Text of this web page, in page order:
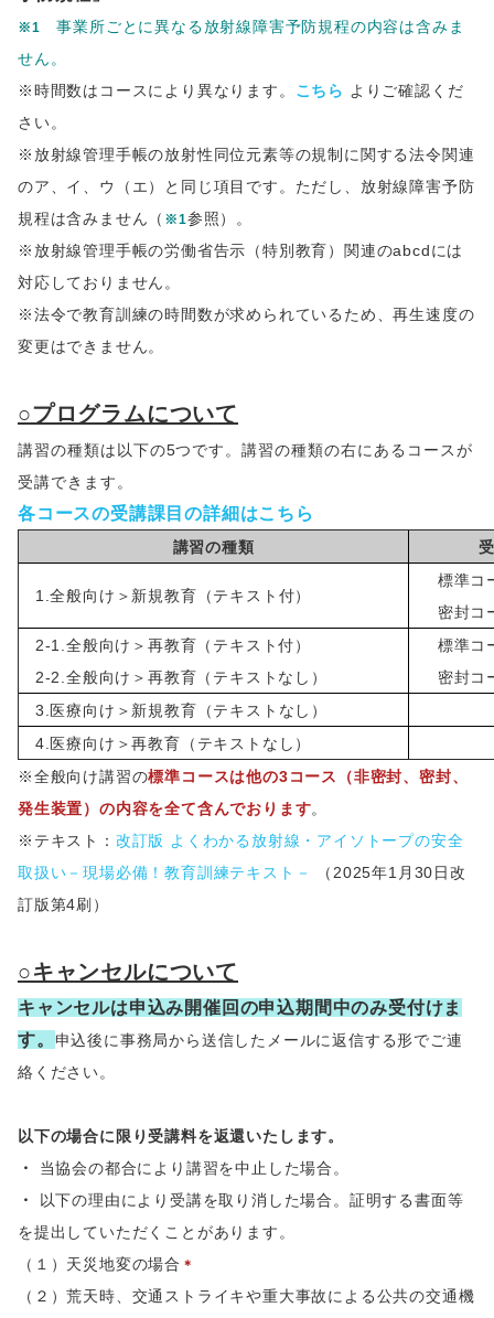
※1
事業所ごとに異なる放射線障害予防規程の内容は含みま
せん。
※時間数はコースにより異なります。 こちら よりご確認くだ
さい。
※放射線管理手帳の放射性同位元素等の規制に関する法令関連
のア、イ、ウ（エ）と同じ項目です。ただし、放射線障害予防
規程は含みません（ ※1参照）。
※放射線管理手帳の労働省告示（特別教育）関連のabcdには
対応しておりません。
※法令で教育訓練の時間数が求められているため、再生速度の
変更はできません。
○プログラムについて
講習の種類は以下の5つです。講習の種類の右にあるコースが
受講できます。
各コースの受講課目の詳細はこちら
講習の種類
1.全般向け＞新規教育（テキスト付）
標準コ
密封コ
2-1.全般向け＞再教育（テキスト付）
2-2.全般向け＞再教育（テキストなし）
標準コ
密封コ
3.医療向け＞新規教育（テキストなし）
4.医療向け＞再教育（テキストなし）
※全般向け講習の標準コースは他の3コース（非密封、密封、
発生装置）の内容を全て含んでおります。
※テキスト： 改訂版 よくわかる放射線・アイソトープの安全
取扱い－現場必備！教育訓練テキスト－
（2025年1月30日改
訂版第4刷）
○キャンセルについて
キャンセルは申込み開催回の申込期間中のみ受付けま
す。 申込後に事務局から送信したメールに返信する形でご連
絡ください。
以下の場合に限り受講料を返還いたします。
・
当協会の都合により講習を中止した場合。
・
以下の理由により受講を取り消した場合。証明する書面等
を提出していただくことがあります。
（１）天災地変の場合 ＊
（２）荒天時、交通ストライキや重大事故による公共の交通機